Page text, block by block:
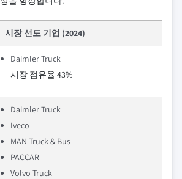
시장 선도 기업 (2024)
Daimler Truck
시장 점유율 43%
Daimler Truck
Iveco
MAN Truck & Bus
PACCAR
Volvo Truck